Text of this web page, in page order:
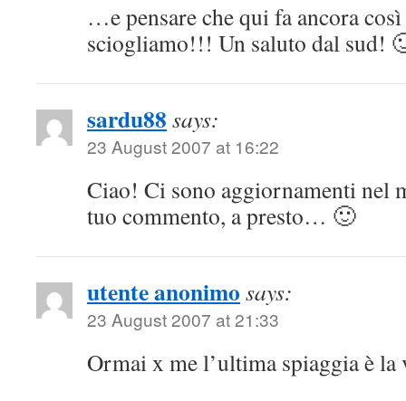
…e pensare che qui fa ancora
sciogliamo!!! Un saluto dal sud!
sardu88 says:
23 August 2007 at 16:22
Ciao! Ci sono aggiornamenti nel
tuo commento, a presto… 🙂
utente anonimo says:
23 August 2007 at 21:33
Ormai x me l’ultima spiaggia è la